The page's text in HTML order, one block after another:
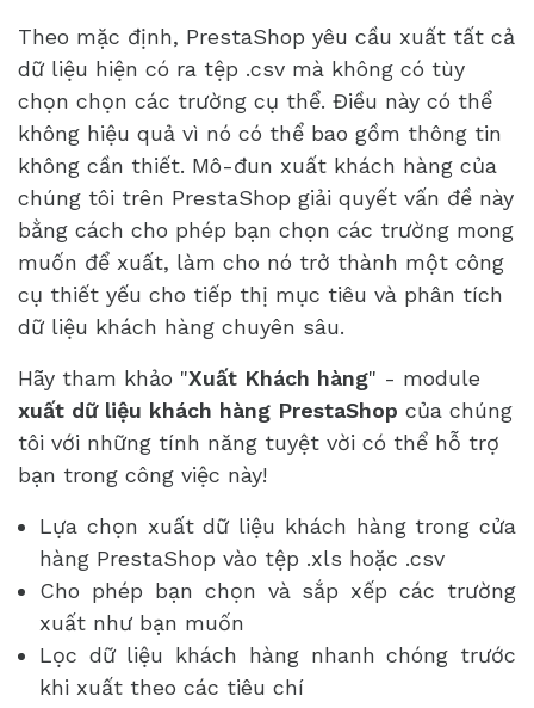
Theo mặc định, PrestaShop yêu cầu xuất tất cả
dữ liệu hiện có ra tệp .csv mà không có tùy
chọn chọn các trường cụ thể. Điều này có thể
không hiệu quả vì nó có thể bao gồm thông tin
không cần thiết. Mô-đun xuất khách hàng của
chúng tôi trên PrestaShop giải quyết vấn đề này
bằng cách cho phép bạn chọn các trường mong
muốn để xuất, làm cho nó trở thành một công
cụ thiết yếu cho tiếp thị mục tiêu và phân tích
dữ liệu khách hàng chuyên sâu.
Hãy tham khảo "Xuất Khách hàng" - module
xuất dữ liệu khách hàng PrestaShop của chúng
tôi với những tính năng tuyệt vời có thể hỗ trợ
bạn trong công việc này!
Lựa chọn xuất dữ liệu khách hàng trong cửa
hàng PrestaShop vào tệp .xls hoặc .csv
Cho phép bạn chọn và sắp xếp các trường
xuất như bạn muốn
Lọc dữ liệu khách hàng nhanh chóng trước
khi xuất theo các tiêu chí